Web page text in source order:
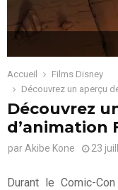
Accueil
Films Disney
Découvrez un aperçu
Découvrez
d’animation
par Akibe Kone 23
Durant le Comic-